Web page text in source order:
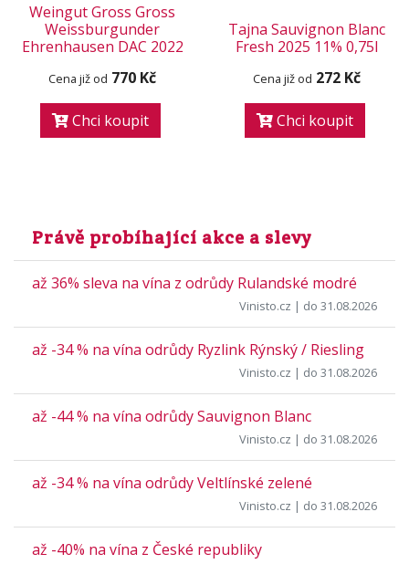
Weingut Gross Gross
Weissburgunder
Ehrenhausen DAC 2022
Cena již od 770 Kč
Chci koupit
Tajna Sauvignon Blanc
Fresh 2025 11% 0,75l
Cena již od 272 Kč
Chci koupit
Právě probíhající akce a slevy
až 36% sleva na vína z odrůdy Rulandské modré
Vinisto.cz | do 31.08.2026
až -34 % na vína odrůdy Ryzlink Rýnský / Riesling
Vinisto.cz | do 31.08.2026
až -44 % na vína odrůdy Sauvignon Blanc
Vinisto.cz | do 31.08.2026
až -34 % na vína odrůdy Veltlínské zelené
Vinisto.cz | do 31.08.2026
až -40% na vína z České republiky